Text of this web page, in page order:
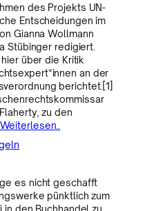
des Projekts UN-
Entscheidungen im
Gianna Wollmann
Stübinger redigiert.
über die Kritik
an der
berichtet.[1]
zu den
Weiterlesen..
es nicht geschafft
pünktlich zum
in den Buchhandel zu